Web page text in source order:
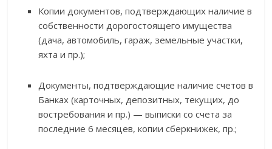
Копии документов, подтверждающих наличие в
собственности дорогостоящего имущества
(дача, автомобиль, гараж, земельные участки,
яхта и пр.);
Документы, подтверждающие наличие счетов в
Банках (карточных, депозитных, текущих, до
востребования и пр.) — выписки со счета за
последние 6 месяцев, копии сберкнижек, пр.;